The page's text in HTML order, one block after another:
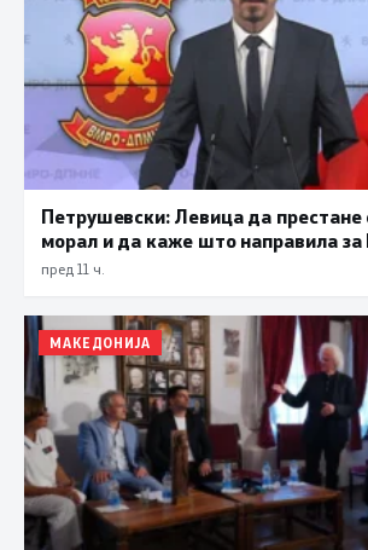
Петрушевски: Левица да престане
морал и да каже што направила
пред 11 ч.
МАКЕДОНИЈА